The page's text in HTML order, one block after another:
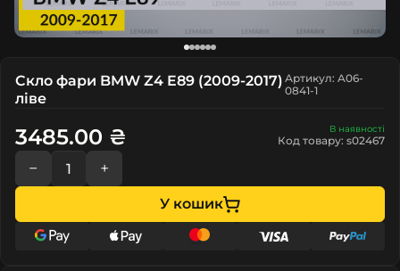
Скло фари BMW Z4 E89 (2009-2017)
ліве
Артикул: A06-
0841-1
В наявності
Код товару: s02467
3485.00 ₴
− +
У кошик